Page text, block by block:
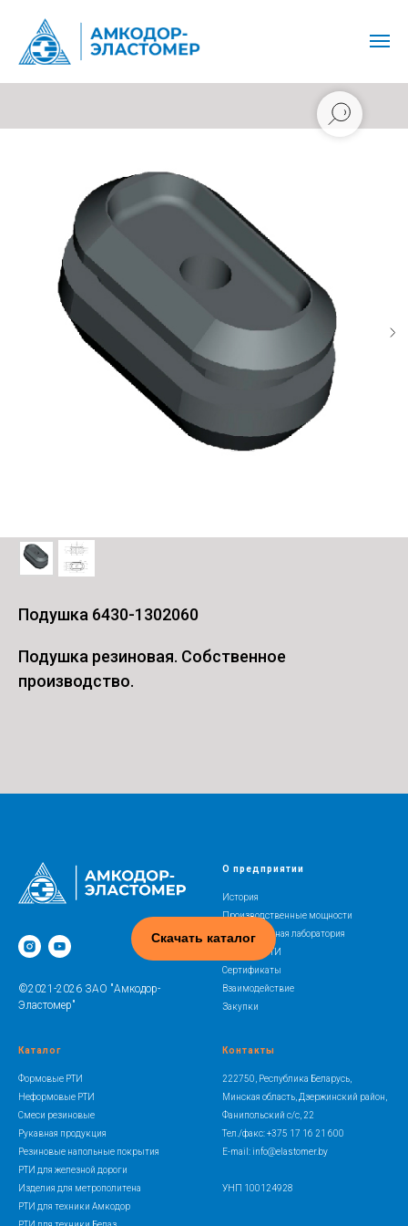
Подушка 6430-1302060
Подушка резиновая. Собственное
производство.
Скачать каталог
©2021-2026 ЗАО "Амкодор-
Эластомер"
О предприятии
История
Производственные мощности
Испытательная лаборатория
Освоение РТИ
Сертификаты
Взаимодействие
Закупки
Каталог
Формовые РТИ
Неформовые РТИ
Смеси резиновые
Рукавная продукция
Резиновые напольные покрытия
РТИ для железной дороги
Изделия для метрополитена
РТИ для техники Амкодор
Контакты
222750, Республика Беларусь,
Минская область, Дзержинский район,
Фанипольский с/с, 22
Тел./факс: +375 17 16 21 600
E-mail: info@elastomer.by
УНП 100124928